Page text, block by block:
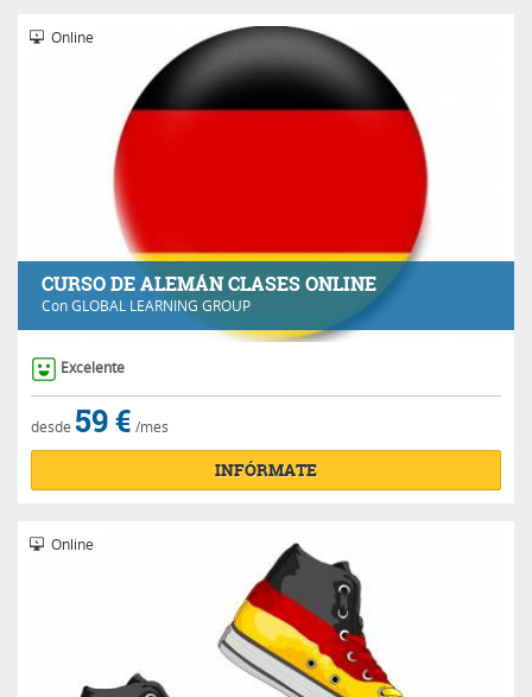
CURSO DE ALEMÁN CLASES ONLINE
ConGLOBAL LEARNING GROUP
Online
Excelente
desde 59 € /mes
INFÓRMATE
Online